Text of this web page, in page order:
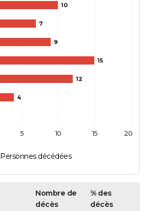
10
7
9
15
12
4
Personnes décédées
5 10 15 20
Nombre de
décès
% des
décès